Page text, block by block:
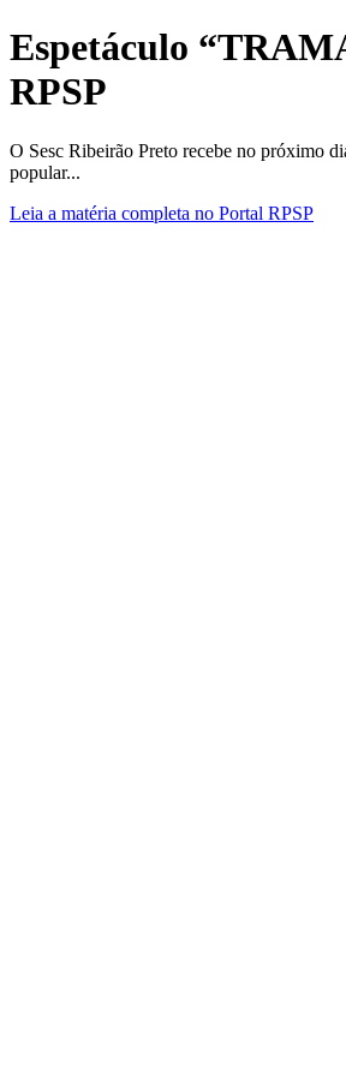
Espetáculo
RPSP
O Sesc Ribeirão Preto recebe no próximo
popular...
Leia a matéria completa no Portal RPSP